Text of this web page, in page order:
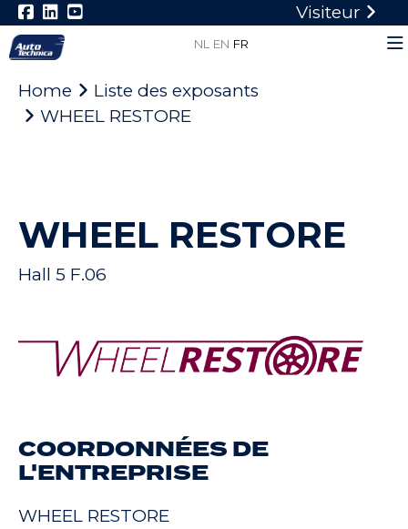
Visiteur
NL EN FR
Home
Liste des exposants
WHEEL RESTORE
WHEEL RESTORE
Hall 5 F.06
COORDONNÉES DE
L'ENTREPRISE
WHEEL RESTORE